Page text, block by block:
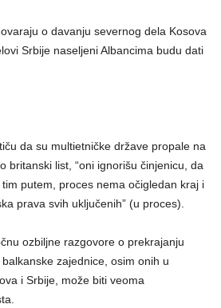
o davanju severnog dela Kosova
Srbije naseljeni Albancima budu dati
da su multietničke države propale na
britanski list, “oni ignorišu činjenicu, da
putem, proces nema očigledan kraj i
prava svih uključenih” (u proces).
ozbiljne razgovore o prekrajanju
zajednice, osim onih u
i Srbije, može biti veoma